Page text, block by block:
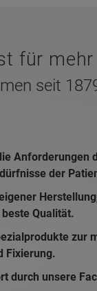
für
seit
Anforderungen
der
Qualität.
zur
Fixierung.
durch unsere